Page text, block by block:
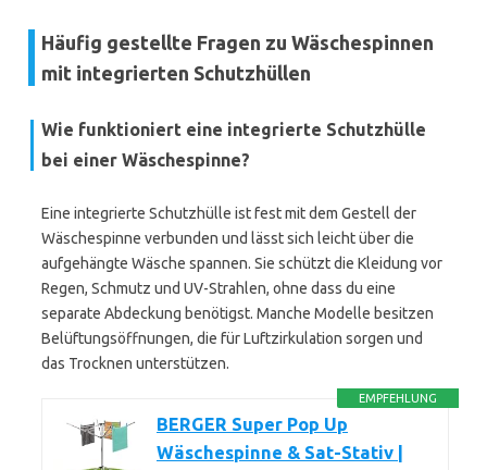
Häufig gestellte Fragen zu Wäschespinnen
mit integrierten Schutzhüllen
Wie funktioniert eine integrierte Schutzhülle
bei einer Wäschespinne?
Eine integrierte Schutzhülle ist fest mit dem Gestell der
Wäschespinne verbunden und lässt sich leicht über die
aufgehängte Wäsche spannen. Sie schützt die Kleidung vor
Regen, Schmutz und UV-Strahlen, ohne dass du eine
separate Abdeckung benötigst. Manche Modelle besitzen
Belüftungsöffnungen, die für Luftzirkulation sorgen und
das Trocknen unterstützen.
EMPFEHLUNG
BERGER Super Pop Up
Wäschespinne & Sat-Stativ |